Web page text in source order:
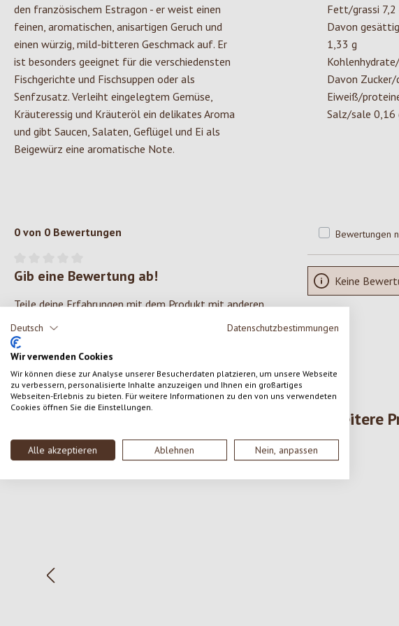
Deutsch Datenschutzbestimmungen
Wir verwenden Cookies
Wir können diese zur Analyse unserer Besucherdaten platzieren, um unsere Webseite
zu verbessern, personalisierte Inhalte anzuzeigen und Ihnen ein großartiges
Webseiten-Erlebnis zu bieten. Für weitere Informationen zu den von uns verwendeten
Cookies öffnen Sie die Einstellungen.
Alle akzeptieren Ablehnen Nein, anpassen
den französischem Estragon - er weist einen
feinen, aromatischen, anisartigen Geruch und
einen würzig, mild-bitteren Geschmack auf. Er
ist besonders geeignet für die verschiedensten
Fischgerichte und Fischsuppen oder als
Senfzusatz. Verleiht eingelegtem Gemüse,
Kräuteressig und Kräuteröl ein delikates Aroma
und gibt Saucen, Salaten, Geflügel und Ei als
Beigewürz eine aromatische Note.
Fett/grassi 7,2
Davon
1,33 g
Davon Zucker/
Eiweiß/
Salz/sale 0,16
0 von 0 Bewertungen
Durchschnittliche Bewertung von 0 von 5 Sternen
Gib eine Bewertung ab!
Teile deine Erfahrungen mit dem Produkt mit anderen
Kunden.
SCHREIBE EINE BEWERTUNG
Bewertungen
Keine
Weitere
Produktgalerie überspringen